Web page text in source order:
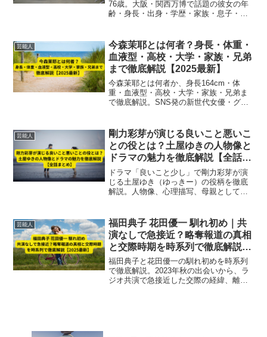
76歳。大阪・関西万博で話題の彼女の年
齢・身長・出身・学歴・家族・息子・収
裏側まで紹介【2025最新】
芸能人
今森茉耶とは何者？身長・体重・
血液型・高校・大学・家族・兄弟
まで徹底解説【2025最新】
今森茉耶とは何者か、身長164cm・体
重・血液型・高校・大学・家族・兄弟ま
で徹底解説。SNS発の新世代女優・グラ
芸能人
剛力彩芽が演じる良いこと悪いこ
との役とは？土屋ゆきの人物像と
ドラマの魅力を徹底解説【全話ま
とめ】
ドラマ「良いこと少し」で剛力彩芽が演
じる土屋ゆき（ゆっきー）の役柄を徹底
解説。人物像、心理描写、母親としての
芸能人
福田典子 花田優一 馴れ初め｜共
演なしで急接近？略奪報道の真相
と交際時期を時系列で徹底解説
【2025最新】
福田典子と花田優一の馴れ初めを時系列
で徹底解説。2023年秋の出会いから、ラ
ジオ共演で急接近した交際の経緯、離婚